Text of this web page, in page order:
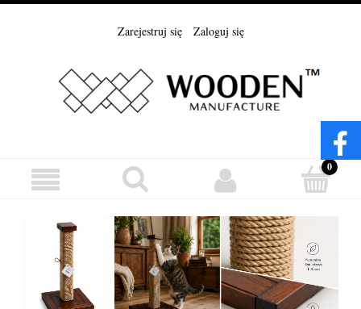
Zarejestruj się Zaloguj się